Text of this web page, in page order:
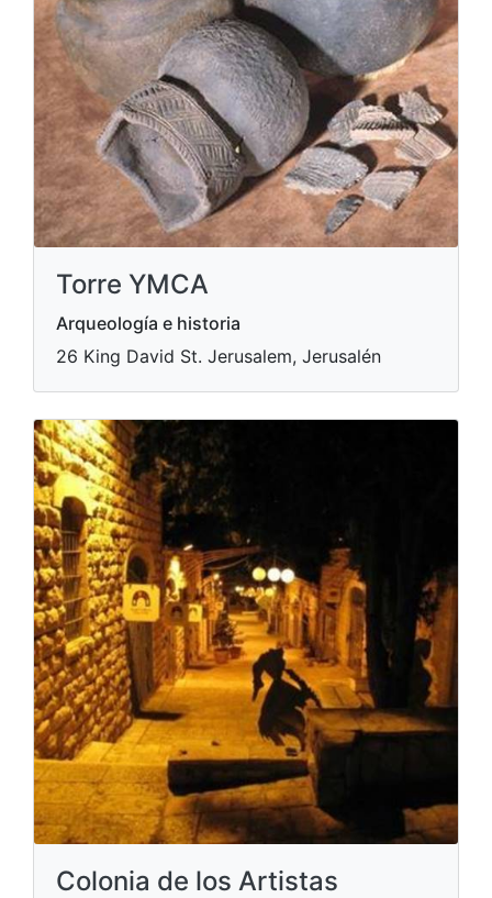
Torre YMCA
Arqueología e historia
26 King David St. Jerusalem, Jerusalén
Colonia de los Artistas